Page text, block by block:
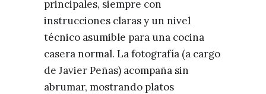
principales, siempre con
instrucciones claras y un nivel
técnico asumible para una cocina
casera normal. La fotografía (a cargo
de Javier Peñas) acompaña sin
abrumar, mostrando platos